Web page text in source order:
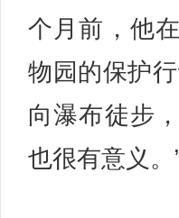
个月前，他
物园的保护
向瀑布徒步
也很有意义。